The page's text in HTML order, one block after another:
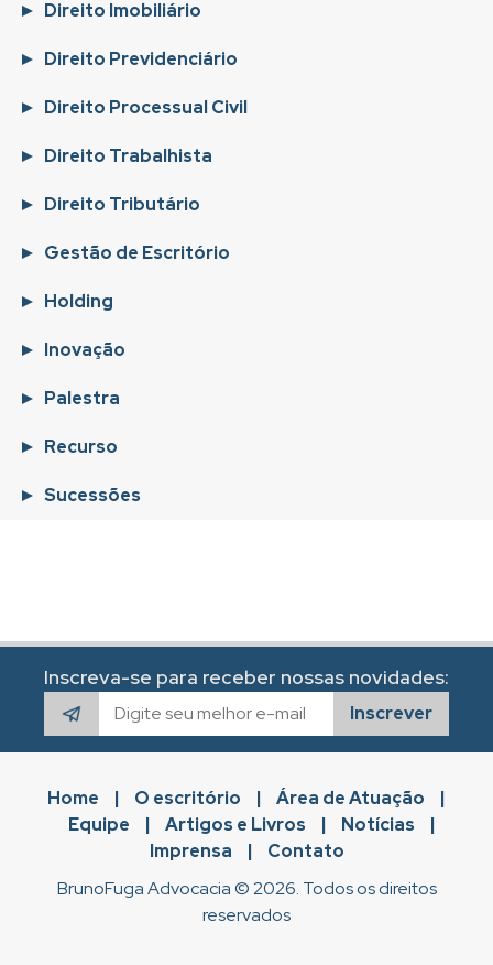
Direito Imobiliário
Direito Previdenciário
Direito Processual Civil
Direito Trabalhista
Direito Tributário
Gestão de Escritório
Holding
Inovação
Palestra
Recurso
Sucessões
Inscreva-se para receber nossas novidades:
Inscrever
Home | O escritório | Área de Atuação
|
Equipe
| Artigos e Livros | Notícias
|
Imprensa
|
Contato
BrunoFuga Advocacia © 2026. Todos os direitos
reservados